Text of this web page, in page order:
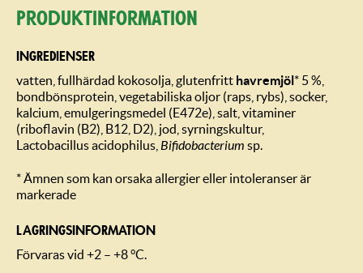
Produktin­formation
INGREDIENSER
vatten, fullhärdad kokosolja, glutenfritt havremjöl* 5 %,
bondbönsprotein, vegetabiliska oljor (raps, rybs), socker,
kalcium, emulgeringsmedel (E472e), salt, vitaminer
(riboflavin (B2), B12, D2), jod, syrningskultur,
Lactobacillus acidophilus, Bifidobacterium sp.
* Ämnen som kan orsaka allergier eller intoleranser är
markerade
LAGRINGSIN­FORMATION
Förvaras vid +2 – +8 °C.